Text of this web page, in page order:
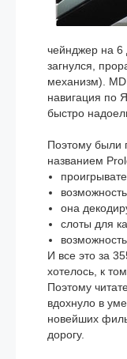
чейнджер на 6
загнулся,
механизм).
навигация по
быстро
Поэтому были
названием
она
слоты для
И все это за
хотелось, к
Поэтому
вдохнуло в
новейших
дорогу.